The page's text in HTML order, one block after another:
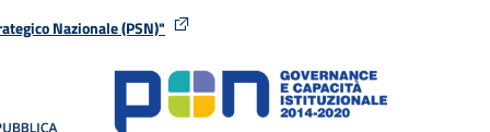
Nazionale (PSN)"